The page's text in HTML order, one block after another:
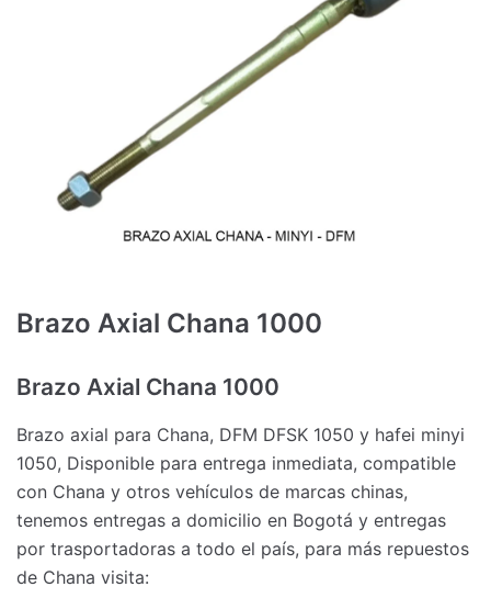
Brazo Axial Chana 1000
Brazo Axial Chana 1000
Brazo axial para Chana, DFM DFSK 1050 y hafei minyi
1050, Disponible para entrega inmediata, compatible
con Chana y otros vehículos de marcas chinas,
tenemos entregas a domicilio en Bogotá y entregas
por trasportadoras a todo el país, para más repuestos
de Chana visita: